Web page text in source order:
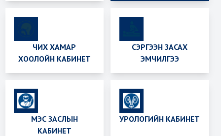
ЧИХ ХАМАР
ХООЛОЙН КАБИНЕТ
СЭРГЭЭН ЗАСАХ
ЭМЧИЛГЭЭ
МЭС ЗАСЛЫН
КАБИНЕТ
УРОЛОГИЙН КАБИНЕТ